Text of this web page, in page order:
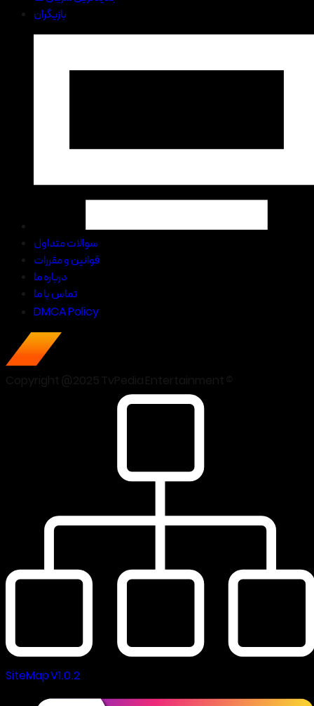
بازیگران
سوالات متداول
قوانین و مقررات
درباره ما
تماس با ما
DMCA Policy
SiteMap V1.0.2